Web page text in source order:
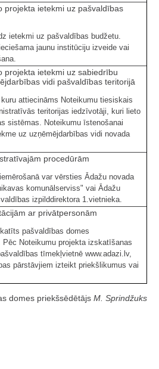
projekta ietekmi uz pašvaldības
ietekmi uz pašvaldības budžetu.
jaunu institūciju izveide vai
projekta ietekmi uz sabiedrību
vidi pašvaldības teritorijā
attiecināms Noteikumu tiesiskais
teritorijas iedzīvotāji, kuri lieto
sistēmas. Noteikumu īstenošanai
uz uzņēmējdarbības vidi novada
procedūrām
var vērsties Ādažu novada
komunālserviss" vai Ādažu
izpilddirektora 1.vietnieka.
ar privātpersonām
pašvaldības domes
Noteikumu projekta izskatīšanas
tīmekļvietnē www.adazi.lv,
pārstāvjiem izteikt priekšlikumus vai
domes priekšsēdētājs M. Sprindžuks